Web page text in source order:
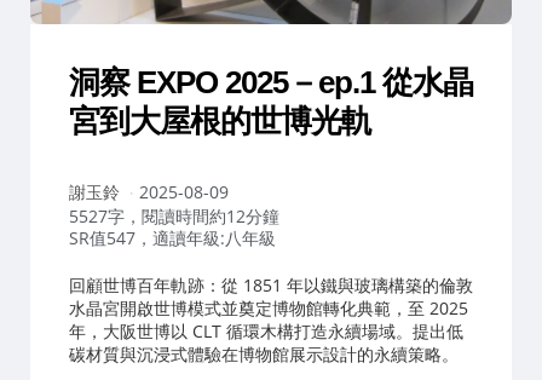
洞察 EXPO 2025－ep.1 從水晶
宮到大屋根的世博光軌
作
者：
謝玉鈴
2025-08-09
5527字，閱讀時間約12分鐘
SR值547，適讀年級:八年級
回顧世博百年軌跡：從 1851 年以鐵與玻璃構築的倫敦
水晶宮開啟世博模式並奠定博物館轉化典範，至 2025
年，大阪世博以 CLT 循環木構打造永續場域。提出低
碳材質與沉浸式體驗在博物館展示設計的永續策略。